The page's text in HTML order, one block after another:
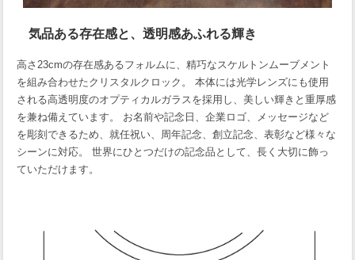
気品ある存在感と、透明感あふれる輝き
高さ23cmの存在感あるフォルムに、精巧なスケルトンムーブメント
を組み合わせたクリスタルクロック。 本体には光学レンズにも使用
される高透明度のオプティカルガラスを採用し、美しい輝きと重厚感
を兼ね備えています。 お名前や記念日、企業ロゴ、メッセージなど
を彫刻できるため、就任祝い、周年記念、創立記念、表彰など様々な
シーンに対応。 世界にひとつだけの記念品として、長く大切に飾っ
ていただけます。